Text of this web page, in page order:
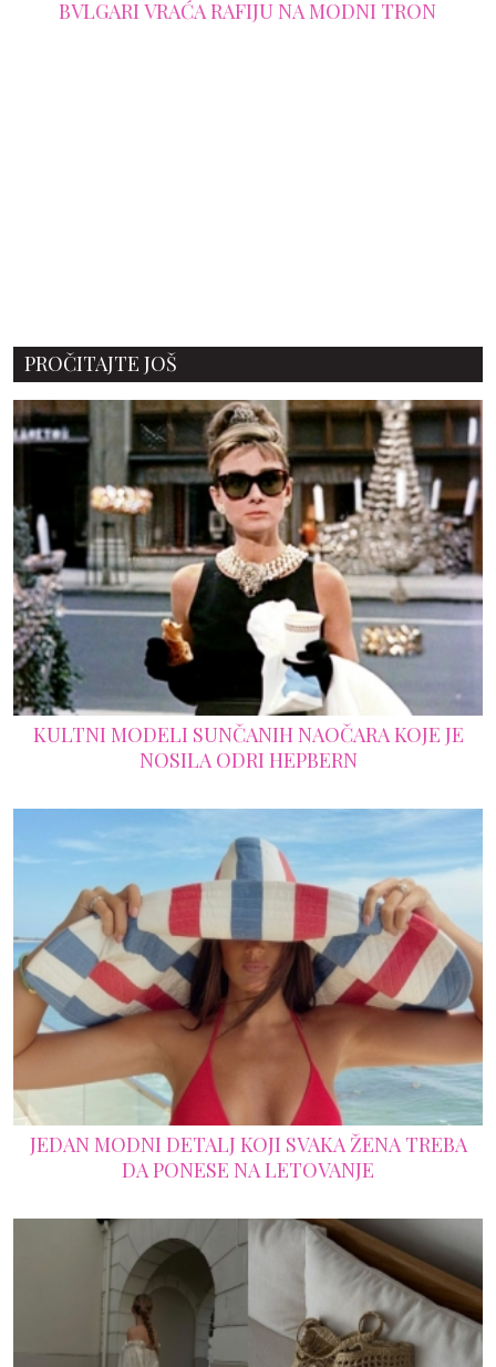
BVLGARI VRAĆA RAFIJU NA MODNI TRON
PROČITAJTE JOŠ
KULTNI MODELI SUNČANIH NAOČARA KOJE JE
NOSILA ODRI HEPBERN
JEDAN MODNI DETALJ KOJI SVAKA ŽENA TREBA
DA PONESE NA LETOVANJE